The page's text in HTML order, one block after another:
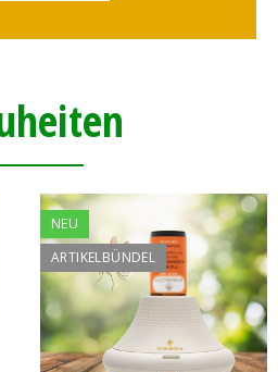
NEU
ARTIKELBÜNDEL